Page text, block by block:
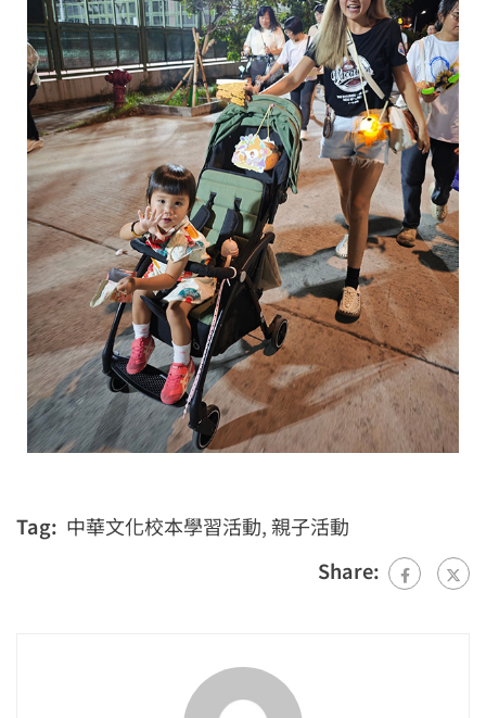
Tag: 中華文化校本學習活動,親子活動
Share: